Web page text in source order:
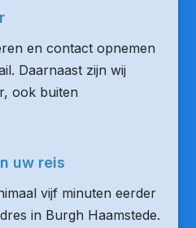
en contact opnemen
Daarnaast zijn wij
ook buiten
uw reis
vijf minuten eerder
in Burgh Haamstede.